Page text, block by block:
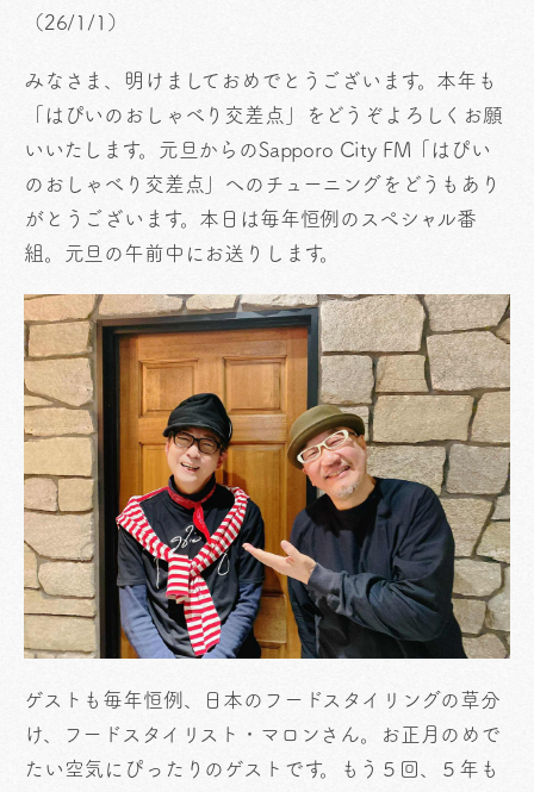
（26/1/1）
みなさま、明けましておめでとうございます。本年も
「はぴいのおしゃべり交差点」をどうぞよろしくお願
いいたします。元旦からのSapporo City FM「はぴい
のおしゃべり交差点」へのチューニングをどうもあり
がとうございます。本日は毎年恒例のスペシャル番
組。元旦の午前中にお送りします。
ゲストも毎年恒例、日本のフードスタイリングの草分
け、フードスタイリスト・マロンさん。お正月のめで
たい空気にぴったりのゲストです。もう５回、５年も